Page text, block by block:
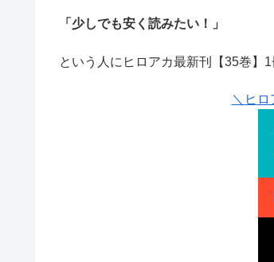
「少しでも安く読みたい！」
という人にヒロアカ最新刊【35巻】
＼ヒ